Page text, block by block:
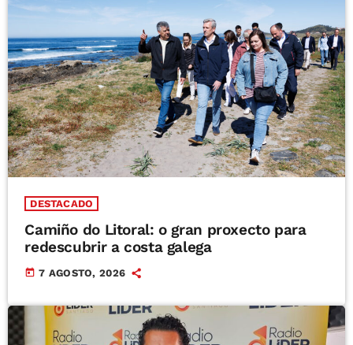
DESTACADO
Camiño do Litoral: o gran proxecto para
redescubrir a costa galega
today 7 AGOSTO, 2026